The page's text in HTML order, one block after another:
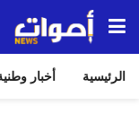
الرئيسية أخبار